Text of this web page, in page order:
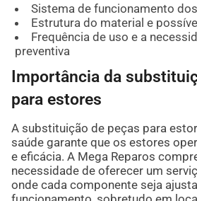
Sistema de funcionamento
Estrutura do material e
Frequência de uso e a
preventiva
Importância da
para estores
A substituição de peças para
saúde garante que os estores
e eficácia. A Mega Reparos
necessidade de oferecer um
onde cada componente seja